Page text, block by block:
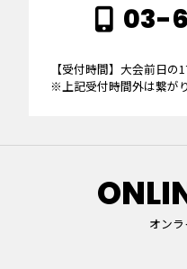
03-
【受付時間】大会前日の
※上記受付時間外は繋が
オン